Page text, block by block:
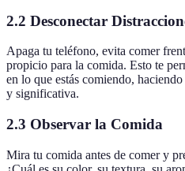
2.2 Desconectar
Apaga tu teléfono, evita comer
propicio para la comida. Esto te
en lo que estás comiendo,
y significativa.
2.3 Observar la Comida
Mira tu comida antes de comer y